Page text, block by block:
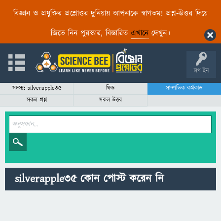
বিজ্ঞান ও প্রযুক্তির প্রশ্নোত্তর দুনিয়ায় আপনাকে স্বাগতম! প্রশ্ন-উত্তর দিয়ে
জিতে নিন পুরস্কার, বিস্তারিত এখানেদেখুন।
লগ ইন
সদস্যঃ silverapple35 ফিড
সাম্প্রতিক কর্মকান্ড
সকল প্রশ্ন
সকল উত্তর
silverapple35 কোন পোস্ট করেন নি